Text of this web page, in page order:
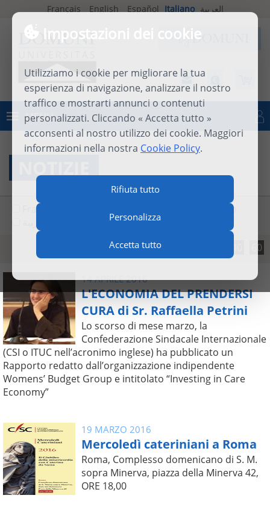
Impostazioni dei cookie
Utilizziamo i cookie per migliorare la tua
esperienza di navigazione, analizzare il nostro
traffico e mostrarti annunci o contenuti
personalizzati. Cliccando « Accetta tutto »
acconsenti al nostro utilizzo dei cookie. Maggiori
informazioni nella nostra Cookie Policy.
Rifiuta tutto
Personalizza
Accetta tutto
Français English Español Italiano العربية
MENU Connettersi
Français
Italiano
Risultati per ogni pagina: 60
14 APRILE 2016
L'ECONOMIA DEL PRENDERSI
CURA di Sr. Raffaella Petrini
Lo scorso di mese marzo, la
Confederazione Sindacale Internazionale
(CSI o ITUC nell’acronimo inglese) ha pubblicato un
Rapporto redatto dall’organizzazione indipendente
Womens’ Budget Group e intitolato “Investing in Care
Economy”
19 MARZO 2016
Mercoledì cateriniani a Roma
Roma, Complesso domenicano di S. M.
sopra Minerva, piazza della Minerva 42,
ORE 18,00